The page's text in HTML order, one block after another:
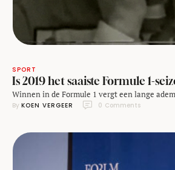
SPORT
Is 2019 het saaiste Formule 1-
Winnen in de Formule 1 vergt een lange
By KOEN VERGEER 0 Comments